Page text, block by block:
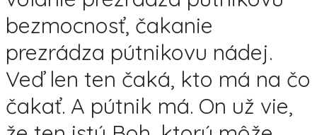
bezmocnosť, čakanie
prezrádza pútnikovu nádej.
Veď len ten čaká, kto má na čo
čakať. A pútnik má. On už vie,